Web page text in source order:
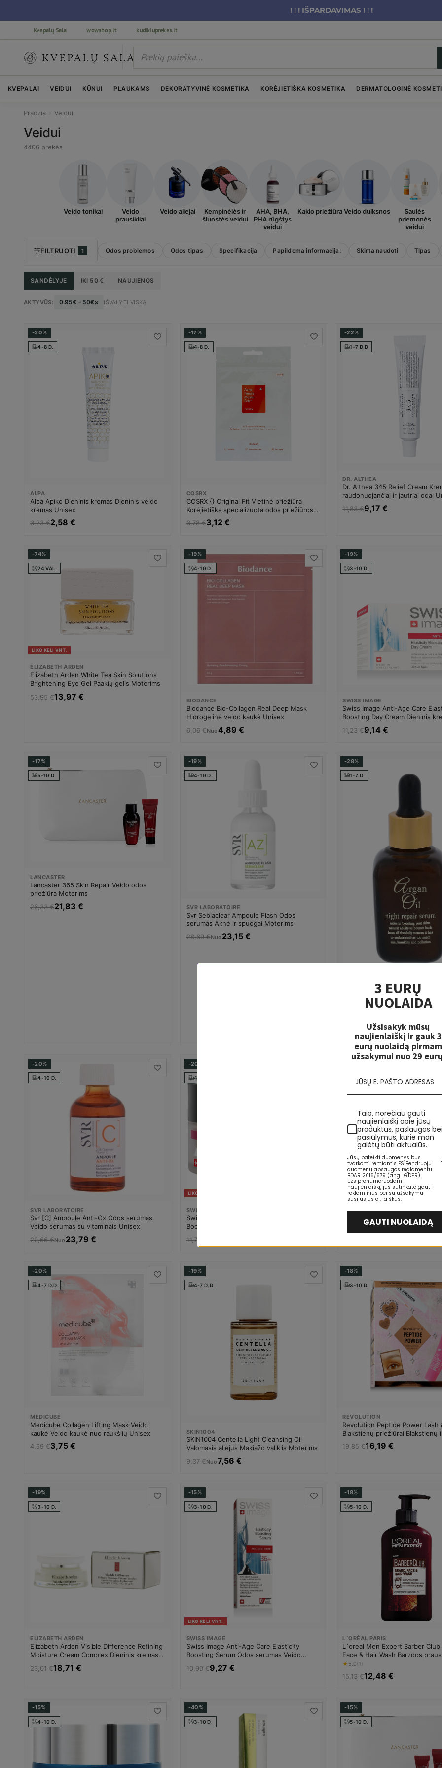
! ! ! IŠPARDAVIMAS ! ! !
Kvepalų Sala wowshop.lt kudikiuprekes.lt
KVEPALAI VEIDUI KŪNUI PLAUKAMS DEKORATYVINĖ KOSMETIKA KORĖJIETIŠKA KOSMETIKA DERMATOLOGINĖ
Pradžia Veidui
Veidui
4406 prekės
Veido tonikai
Veido
prausikliai
Veido aliejai
Kempinėlės ir
šluostės veidui
AHA, BHA,
PHA rūgštys
veidui
Kaklo priežiūra Veido dulksnos
Saulės
priemonės
veidui
FILTRUOTI 1 Odos problemos Odos tipas Specifikacija Papildoma informacija: Skirta naudoti Tipas
SANDĖLYJE IKI 50 € NAUJIENOS
AKTYVŪS: 0.95€ – 50€× IŠVALYTI VISKĄ
-20%
4-8 D.
ALPA
Alpa Apiko Dieninis kremas Dieninis veido
kremas Unisex
3,23 €2,58 €
-17%
4-8 D.
COSRX
COSRX {} Original Fit Vietinė priežiūra
Korėjietiška specializuota odos priežiūros
priemonė Unisex
3,78 €3,12 €
-22%
1-7 D.D
DR. ALTHEA
Dr. Althea 345 Relief Cream
raudonuojančiai ir jautriai odai
11,83 €9,17 €
-74%
24 VAL.
LIKO KELI VNT.
ELIZABETH ARDEN
Elizabeth Arden White Tea Skin Solutions
Brightening Eye Gel Paakių gelis Moterims
53,95 €13,97 €
-19%
4-10 D.
BIODANCE
Biodance Bio-Collagen Real Deep Mask
Hidrogelinė veido kaukė Unisex
6,06 €Nuo4,89 €
-19%
3-10 D.
SWISS IMAGE
Swiss Image Anti-Age Care
Boosting Day Cream Dieninis
Dieninis veido kremas Unisex
11,23 €9,14 €
-17%
5-10 D.
LANCASTER
Lancaster 365 Skin Repair Veido odos
priežiūra Moterims
26,33 €21,83 €
-19%
4-10 D.
SVR LABORATOIRE
Svr Sebiaclear Ampoule Flash Odos
serumas Aknė ir spuogai Moterims
28,69 €Nuo 23,15 €
-28%
1-7 D.
Xpel Argan Oil Odos serumas
4,05 €
-20%
4-10 D.
SVR LABORATOIRE
Svr [C] Ampoule Anti-Ox Odos serumas
Veido serumas su vitaminais Unisex
29,66 €Nuo 23,79 €
-20%
4-10 D.
LIKO KELI VNT.
SWISS IMAGE
Swiss Image Anti-Age Care Elasticity
Boosting Night Cream Naktinis veido
11,79 €
3-10 D.
SHISEIDO
Shiseido Bio-Performance
Revitalizing Dieninis kremas
brandžiai odai Moterims
-20%
4-7 D.D
MEDICUBE
Medicube Collagen Lifting Mask Veido
kaukė Veido kaukė nuo raukšlių Unisex
4,69 €3,75 €
-19%
4-7 D.D
SKIN1004
SKIN1004 Centella Light Cleansing Oil
Valomasis aliejus Makiažo valiklis Moterims
9,37 €Nuo7,56 €
-18%
3-10 D.
REVOLUTION
Revolution Peptide Power Lash
Blakstienų priežiūrai Blakstienų
serumai Moterims
19,85 €16,19 €
-19%
3-10 D.
ELIZABETH ARDEN
Elizabeth Arden Visible Difference Refining
Moisture Cream Complex Dieninis kremas
Dieninis veido kremas Moterims
23,01 €18,71 €
-15%
3-10 D.
LIKO KELI VNT.
SWISS IMAGE
Swiss Image Anti-Age Care Elasticity
Boosting Serum Odos serumas Veido
serumas nuo raukšlių Unisex
10,90 €9,27 €
-18%
5-10 D.
L´ORÉAL PARIS
L`oreal Men Expert Barber Club
Face & Hair Wash Barzdos
Barzdos šampūnas Vyrams
★ 5.0(1)
15,13 €12,48 €
-15%
4-10 D.
-40%
3-10 D.
-15%
5-10 D.
3 EURŲ
NUOLAIDA
Užsisakyk mūsų
naujienlaiškį ir gauk 3
eurų nuolaidą pirmam
užsakymui nuo 29
Taip, norėčiau gauti
naujienlaiškį apie jūsų
produktus, paslaugas bei
pasiūlymus, kurie man
galėtų būti aktualūs.
Jūsų pateikti duomenys bus
tvarkomi remiantis ES Bendruoju
duomenų apsaugos reglamentu
BDAR 2016/679 (angl. GDPR).
Užsiprenumeruodami
naujienlaiškį, jūs sutinkate gauti
reklaminius bei su užsakymu
susijusius el. laiškus.
GAUTI NUOLAIDĄ